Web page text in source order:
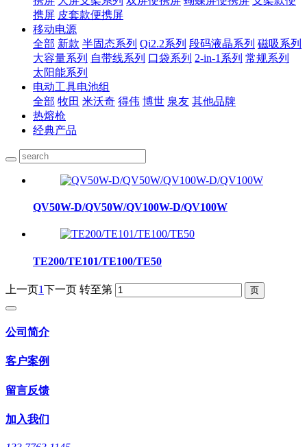
携屏 皮套款便携屏
移动电源
全部 新款 半固态系列 Qi2.2系列 段码液晶系列 磁吸系列
大容量系列 自带线系列 口袋系列 2-in-1系列 常规系列
太阳能系列
电动工具电池组
全部 牧田 米沃奇 得伟 博世 泉友 其他品牌
热熔枪
经典产品
QV50W-D/QV50W/QV100W-D/QV100W
TE200/TE101/TE100/TE50
上一页1下一页 转至第
公司简介
客户案例
留言反馈
加入我们